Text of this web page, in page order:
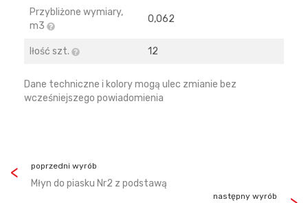
Przybliżone wymiary,
m3
0,062
Iłość szt. 12
Dane techniczne i kolory mogą ulec zmianie bez
wcześniejszego powiadomienia
poprzedni wyrób
Młyn do piasku Nr2 z podstawą
następny wyrób